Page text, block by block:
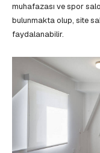
muhafazası ve spor
bulunmakta olup, site
faydalanabilir.